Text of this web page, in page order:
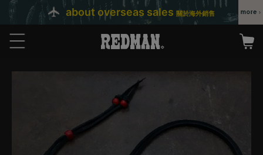
about overseas sales 關於海外銷售